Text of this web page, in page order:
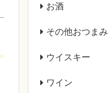
お酒
その他おつまみ
ウイスキー
ワイン